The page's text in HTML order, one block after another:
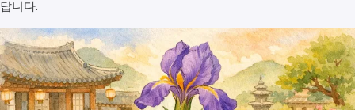
답니다.